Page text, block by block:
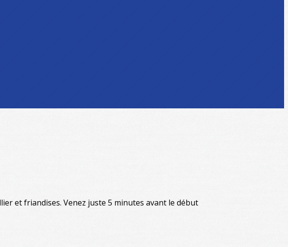
et friandises. Venez juste 5 minutes avant le début